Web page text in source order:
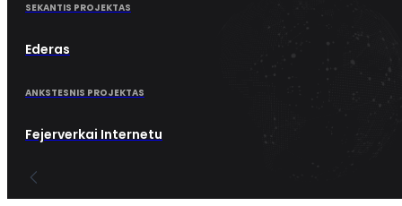
SEKANTIS PROJEKTAS
Ederas
ANKSTESNIS PROJEKTAS
Fejerverkai Internetu